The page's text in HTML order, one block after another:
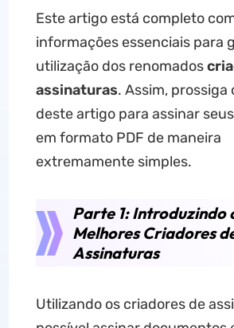
Este artigo está completo
informações essenciais para
utilização dos renomados
assinaturas. Assim, prossiga
deste artigo para assinar
em formato PDF de maneira
extremamente simples.
Parte 1: Introduzindo
Melhores Criadores
Assinaturas
Utilizando os criadores de